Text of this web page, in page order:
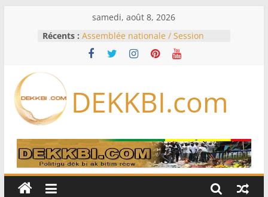
samedi, août 8, 2026
Récents : Assemblée nationale / Session
extraordinaire: Six commissions
d’enquête à l’ordre du jour ce lundi
Bénin: Patrice Talon élu président
du Sénat, moins de trois mois
Pakistan et la Turquie signent un
accord de défense
RD Congo: Kinshasa interdit les
exportations de cuivre et de cobalt
DEKKBI.com